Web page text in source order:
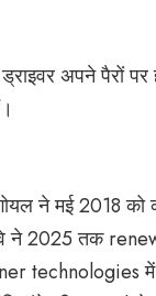
अपने पैरों
ने मई 2018
ने 2025 तक
technologies में